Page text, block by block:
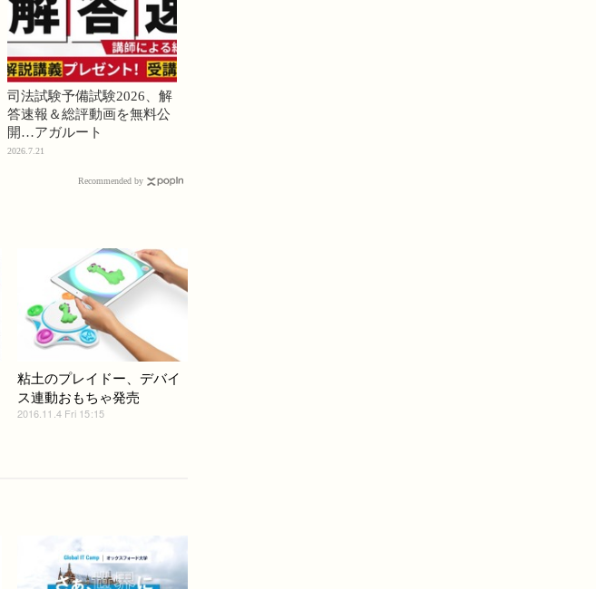
司法試験予備試験2026、解
答速報＆総評動画を無料公
開…アガルート
2026.7.21
Recommended by
粘土のプレイドー、デバイ
ス連動おもちゃ発売
2016.11.4 Fri 15:15